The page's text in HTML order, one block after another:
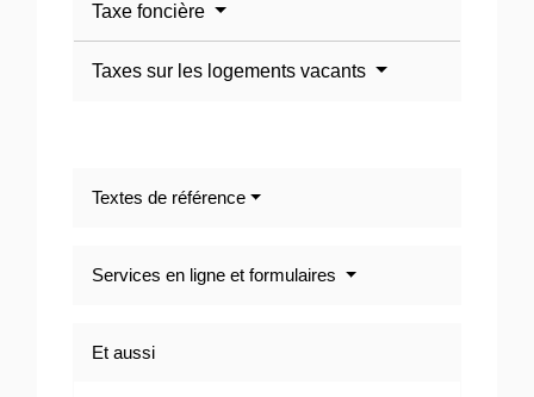
Taxe foncière
Taxes sur les logements vacants
Textes de référence
Services en ligne et formulaires
Et aussi